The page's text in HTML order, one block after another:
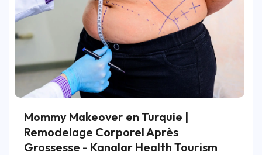
Mommy Makeover en Turquie |
Remodelage Corporel Après
Grossesse - Kanalar Health Tourism